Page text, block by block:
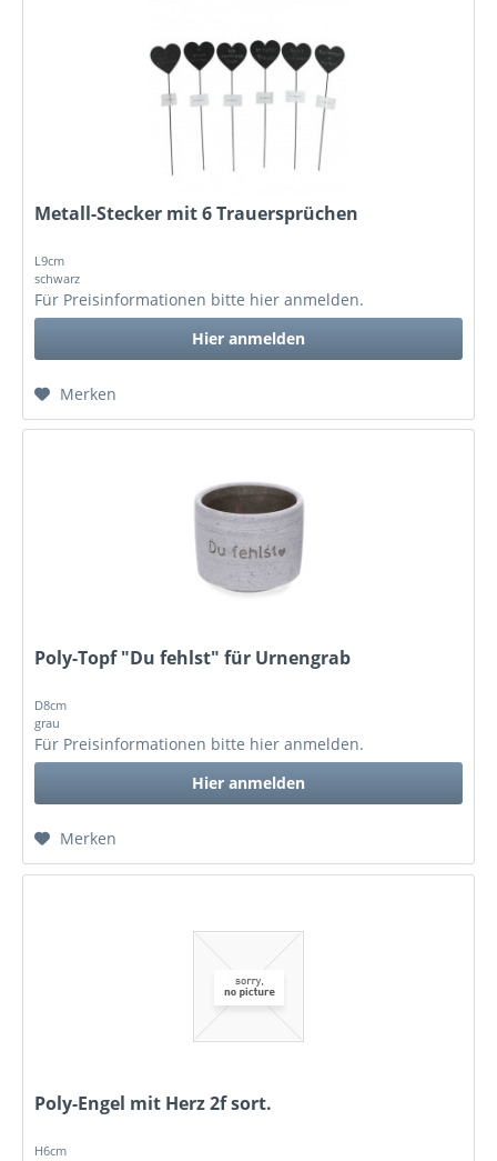
Metall-Stecker mit 6 Trauersprüchen
L9cm
schwarz
Für Preisinformationen bitte hier anmelden.
Hier anmelden
Merken
Poly-Topf "Du fehlst" für Urnengrab
D8cm
grau
Für Preisinformationen bitte hier anmelden.
Hier anmelden
Merken
Poly-Engel mit Herz 2f sort.
H6cm